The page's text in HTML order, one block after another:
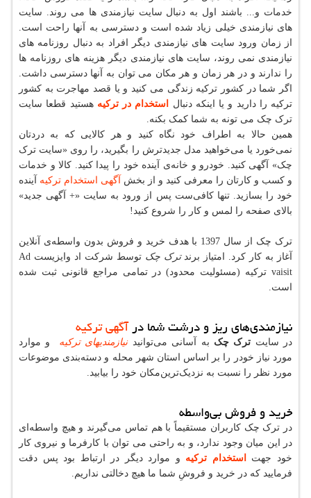
خدمات و... باشند اول به دنبال سایت نیازمندی ها می روند. سایت
های نیازمندی خیلی زیاد شده است و دسترسی به آنها راحت است.
از زمان ورود سایت های نیازمندی دیگر افراد به دنبال روزنامه های
نیازمندی نمی روند، سایت های نیازمندی دیگر هزینه های روزنامه ها
را ندارند و در هر زمان و هر مکان می توان به آنها دسترسی داشت.
اگر شما در کشور ترکیه زندگی می کنید و یا قصد مهاجرت به کشور
ترکیه را دارید و یا اینکه دنبال
استخدام در ترکیه هستید قطعا سایت
ترک چک می تونه به شما کمک بکنه.
همین حالا به اطراف خود نگاه کنید و هر کالایی که به دردتان
نمی‌خورد یا می‌خواهید مدل جدیدترش را بگیرید، را روی «سایت ترک
چک» آگهی کنید. خودرو و خانه‌ی آینده خود را پیدا کنید. کالا و خدمات
و کسب و کارتان را معرفی کنید و از بخش آگهی استخدام ترکیه آینده
خود را بسازید. تنها کافی‌ست پس از ورود به سایت «+ آگهی جدید»
بالای صفحه را لمس و کار را شروع کنید!
ترک چک از سال 1397 با هدف خرید و فروش بدون واسطه‌ی آنلاین
آغاز به کار کرد. امتیاز برندترک چک
توسط شرکت اد وایزیست Ad
vaisit ترکیه (مسئولیت محدود) در تمامی مراجع قانونی ثبت شده
است.
نیازمندی‌های ریز و درشت شما درآگهی ترکیه
در سایت ترک چک به آسانی می‌توانیدنیازمندیهای ترکیه و موارد
مورد نیاز خودر را بر اساس استان شهر محله و دسته‌بندی موضوعات
مورد نظر را نسبت به نزدیک‌ترین‌مکان خود را بیابید.
خرید و فروش بی‌واسطه
در ترک چک کاربران مستقیماً با هم تماس می‌گیرند و هیچ واسطه‌ای
در این میان وجود ندارد، و به راحتی می توان با کارفرما و نیروی کار
خود جهت
استخدام ترکیه و موارد دیگر در ارتباط بود پس دقت
فرمایید که در خرید و فروشِ شما ما هیچ دخالتی نداریم.